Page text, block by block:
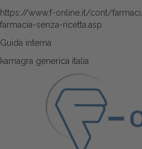
https://www.f-online.it/cont/
farmacia-senza-ricetta.asp
Guida interna
kamagra generica italia